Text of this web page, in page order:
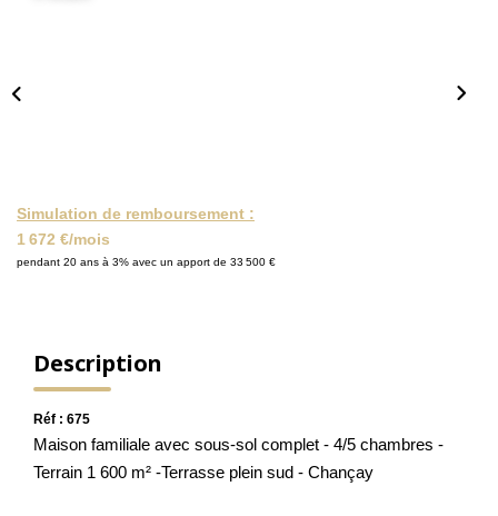
Simulation de remboursement :
1 672 €/mois
pendant 20 ans à 3% avec un apport de 33 500 €
Description
Réf : 675
Maison familiale avec sous-sol complet - 4/5 chambres -
Terrain 1 600 m² -Terrasse plein sud - Chançay